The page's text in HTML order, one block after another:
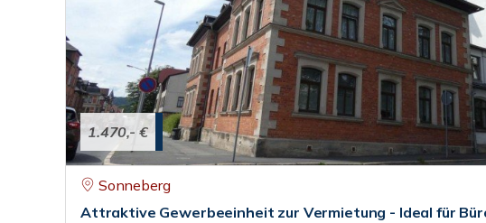
1.470,- €
Sonneberg
Attraktive Gewerbeeinheit zur Vermietung - Ideal für